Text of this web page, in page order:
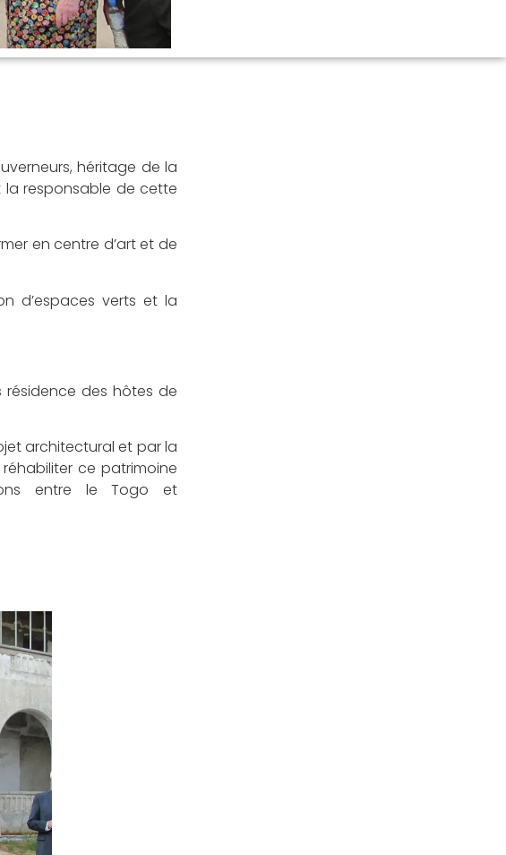
héritage de la
la responsable de cette
en centre d’art et de
d’espaces verts et la
résidence des hôtes de
architectural et par la
ce patrimoine
entre le Togo et